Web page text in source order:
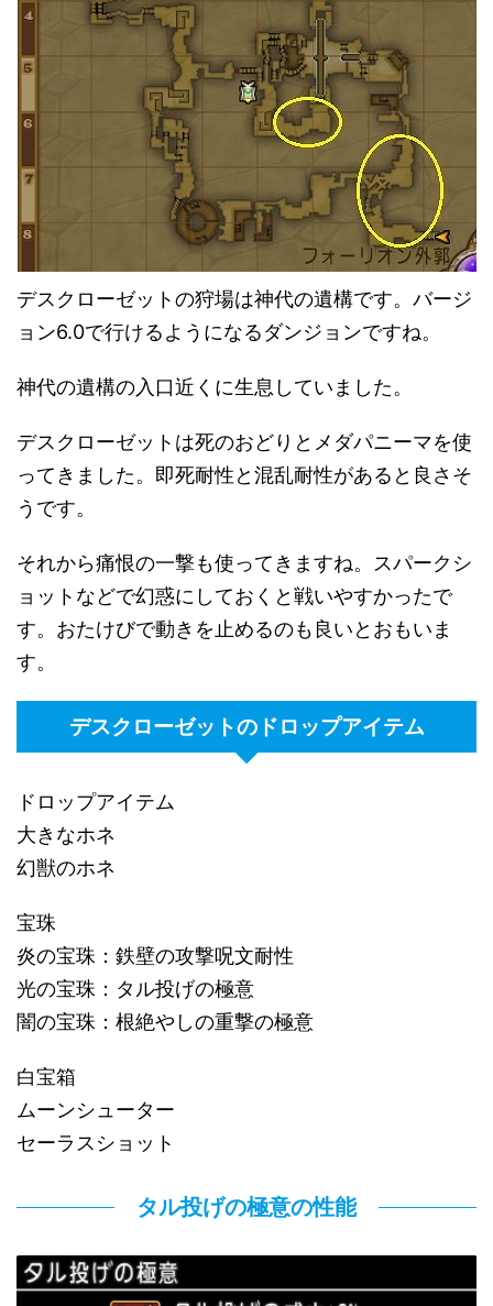
デスクローゼットの狩場は神代の遺構です。バージ
ョン6.0で行けるようになるダンジョンですね。
神代の遺構の入口近くに生息していました。
デスクローゼットは死のおどりとメダパニーマを使
ってきました。即死耐性と混乱耐性があると良さそ
うです。
それから痛恨の一撃も使ってきますね。スパークシ
ョットなどで幻惑にしておくと戦いやすかったで
す。おたけびで動きを止めるのも良いとおもいま
す。
デスクローゼットのドロップアイテム
ドロップアイテム
大きなホネ
幻獣のホネ
宝珠
炎の宝珠：鉄壁の攻撃呪文耐性
光の宝珠：タル投げの極意
闇の宝珠：根絶やしの重撃の極意
白宝箱
ムーンシューター
セーラスショット
タル投げの極意の性能